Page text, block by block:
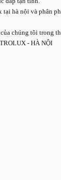
tại hà nội và phân
chúng tôi trong
- HÀ NỘI